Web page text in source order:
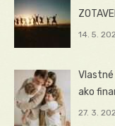
14. 5.
ako
27. 3.